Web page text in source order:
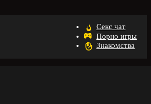
Секс чат
Порно игры
Знакомства